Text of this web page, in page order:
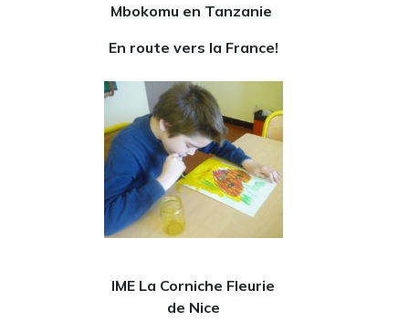
Mbokomu en Tanzanie
En route vers la France!
IME La Corniche Fleurie
de Nice